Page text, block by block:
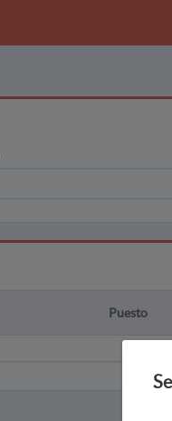
Puesto